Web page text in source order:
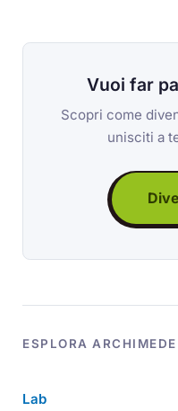
Vuoi far
Scopri come
unisciti a
ESPLORA ARCHIMEDE
Lab